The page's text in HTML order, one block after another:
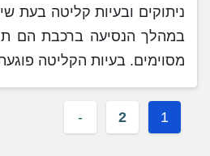
ניתוקים ובעיות קליטה בעת
במהלך הנסיעה ברכבת הם
מסוימים. בעיות הקליטה
1
2